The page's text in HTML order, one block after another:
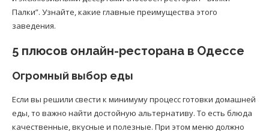
Палки”. Узнайте, какие главные преимущества этого
заведения.
5 плюсов онлайн-ресторана в Одессе
Огромный выбор еды
Если вы решили свести к минимуму процесс готовки домашней
еды, то важно найти достойную альтернативу. То есть блюда
качественные, вкусные и полезные. При этом меню должно